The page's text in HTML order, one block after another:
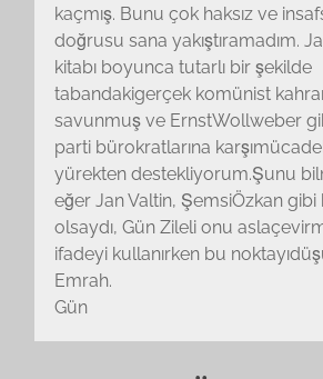
kaçmış. Bunu çok haksız ve
doğrusu sana yakıştıramadım.
kitabı boyunca tutarlı bir şekilde
tabandakigerçek komünist
savunmuş ve ErnstWollweber
parti bürokratlarına
yürekten destekliyorum.Şunu
eğer Jan Valtin, ŞemsiÖzkan gibi
olsaydı, Gün Zileli onu
ifadeyi kullanırken bu
Emrah.
Gün